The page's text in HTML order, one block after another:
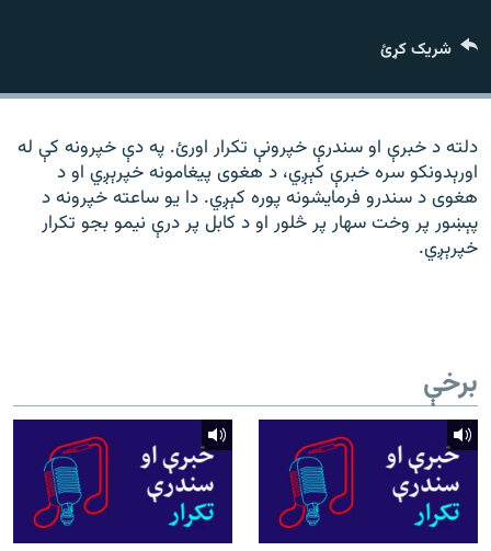
موږ وڅارئ
د ازادې اروپا راډیو ټولې ووبپاڼې
شریک کړئ
دلته د خبرې او سندرې خپرونې تکرار اورئ. په دې خپرونه کې له
اورېدونکو سره خبرې کېږي، د هغوی پیغامونه خپرېږي او د
هغوی د سندرو فرمایشونه پوره کېږي. دا یو ساعته خپرونه د
پېښور پر وخت سهار پر څلور او د کابل پر درې نیمو بجو تکرار
خپرېږي.
برخې